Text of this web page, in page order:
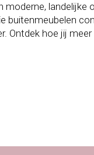
moderne, landelijke
buitenmeubelen
Ontdek hoe jij